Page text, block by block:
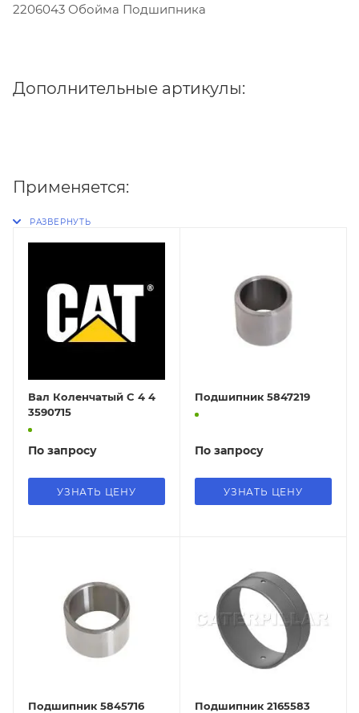
2206043 Обойма Подшипника
Дополнительные артикулы:
Применяется:
Вал Коленчатый C 4 4
3590715
По запросу
УЗНАТЬ ЦЕНУ
Подшипник 5847219
По запросу
УЗНАТЬ ЦЕНУ
Подшипник 5845716 Подшипник 2165583